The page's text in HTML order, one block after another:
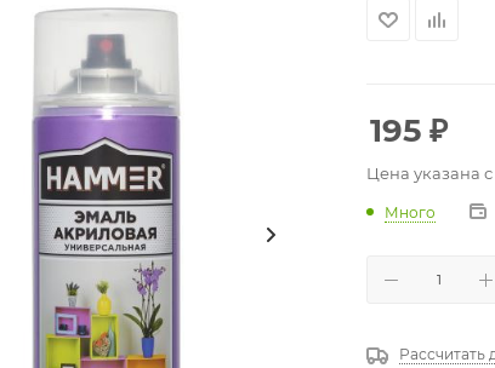
195 ₽
Цена указана
Много
Рассчитать